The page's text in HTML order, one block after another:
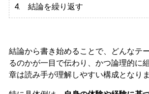
4. 結論を繰り返す
結論から書き始めることで、どんなテ
るのかが一目で伝わり、かつ論理的に
章は読み手が理解しやすい構成となりま